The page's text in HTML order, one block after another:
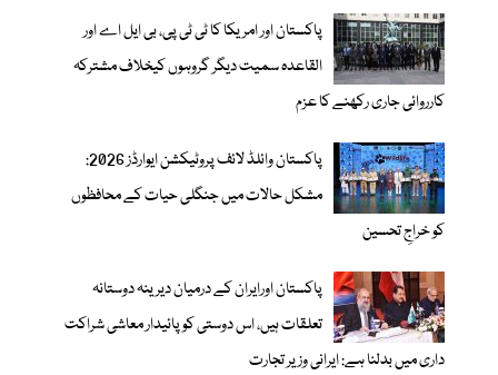
پاکستان اور امریکا کا ٹی ٹی پی، بی ایل اے اور
القاعدہ سمیت دیگر گروہوں کیخلاف مشترکہ
کارروائی جاری رکھنے کا عزم
پاکستان وائلڈ لائف پروٹیکشن ایوارڈز 2026:
مشکل حالات میں جنگلی حیات کے محافظوں
کو خراجِ تحسین
پاکستان اورایران کے درمیان دیرینہ دوستانہ
تعلقات ہیں، اس دوستی کوپائیدار معاشی شراکت
داری میں بدلنا ہے: ایرانی وزیر تجارت